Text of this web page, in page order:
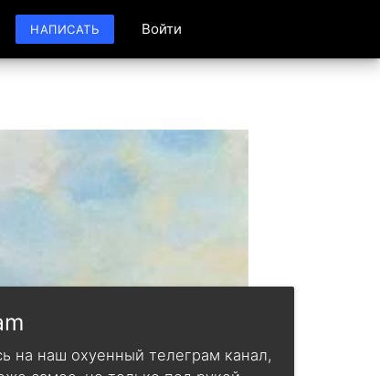
НАПИСАТЬ Войти
на наш охуенный телеграм канал,